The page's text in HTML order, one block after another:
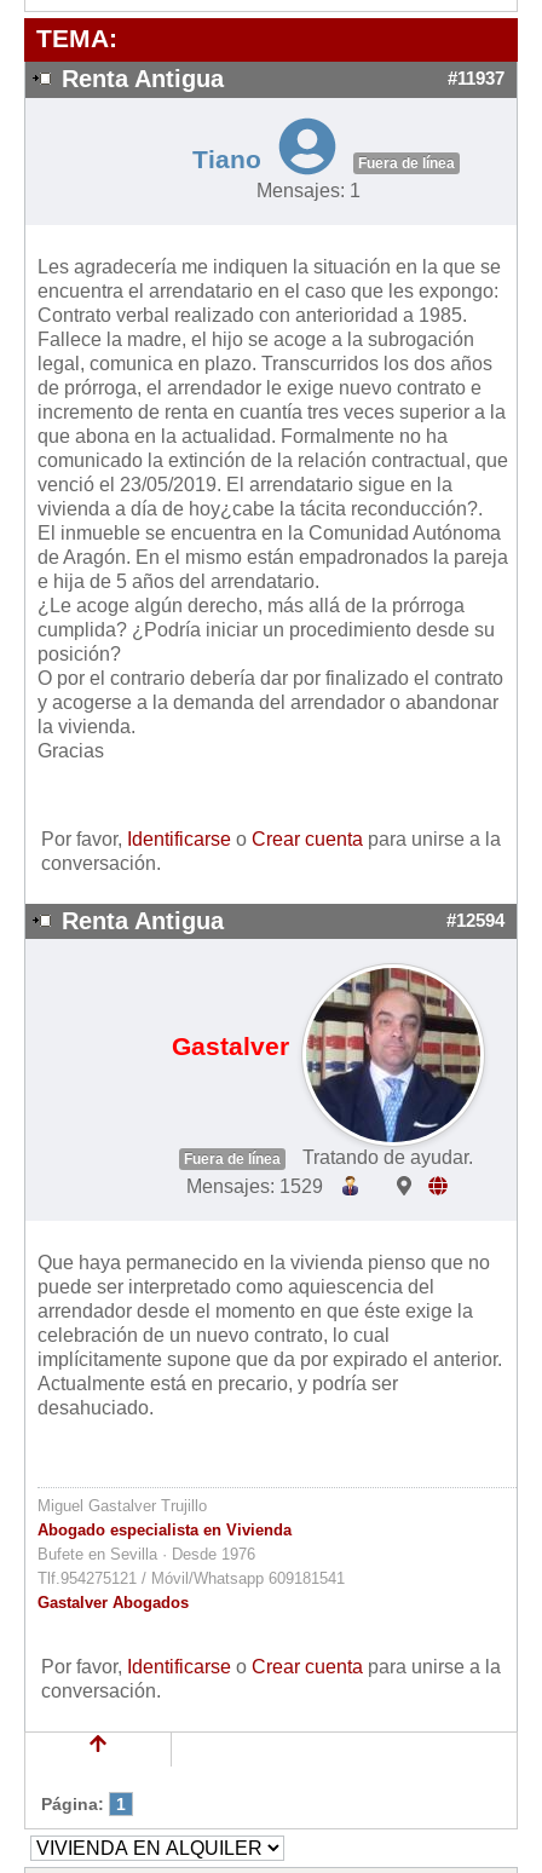
Requerimientos y comunicaciones
Formularios sobre Propiedad Horizontal
Modelos de Acta de Junta de Propietarios
Requerimientos y comunicaciones
Legislación sobre Arrendamientos Urbanos
Legislación sobre la Comunidad de Propietarios
Legislación sobre Adquisición de Vivienda en Propiedad
Legislación de interés práctico
Diccionario
Usuario
Entrar / Salir
Mis boletines
TEMA:
Renta Antigua #11937
Tiano Fuera de línea
Mensajes: 1
Les agradecería me indiquen la situación en la que se
encuentra el arrendatario en el caso que les expongo:
Contrato verbal realizado con anterioridad a 1985.
Fallece la madre, el hijo se acoge a la subrogación
legal, comunica en plazo. Transcurridos los dos años
de prórroga, el arrendador le exige nuevo contrato e
incremento de renta en cuantía tres veces superior a la
que abona en la actualidad. Formalmente no ha
comunicado la extinción de la relación contractual, que
venció el 23/05/2019. El arrendatario sigue en la
vivienda a día de hoy¿cabe la tácita reconducción?.
El inmueble se encuentra en la Comunidad Autónoma
de Aragón. En el mismo están empadronados la pareja
e hija de 5 años del arrendatario.
¿Le acoge algún derecho, más allá de la prórroga
cumplida? ¿Podría iniciar un procedimiento desde su
posición?
O por el contrario debería dar por finalizado el contrato
y acogerse a la demanda del arrendador o abandonar
la vivienda.
Gracias
Por favor, Identificarse o Crear cuenta para unirse a la
conversación.
Renta Antigua #12594
Gastalver
Fuera de línea
Tratando de ayudar.
Mensajes: 1529
Que haya permanecido en la vivienda pienso que no
puede ser interpretado como aquiescencia del
arrendador desde el momento en que éste exige la
celebración de un nuevo contrato, lo cual
implícitamente supone que da por expirado el anterior.
Actualmente está en precario, y podría ser
desahuciado.
Miguel Gastalver Trujillo
Abogado especialista en Vivienda
Bufete en Sevilla · Desde 1976
Tlf.954275121 / Móvil/Whatsapp 609181541
Gastalver Abogados
Por favor, Identificarse o Crear cuenta para unirse a la
conversación.
Página: 1